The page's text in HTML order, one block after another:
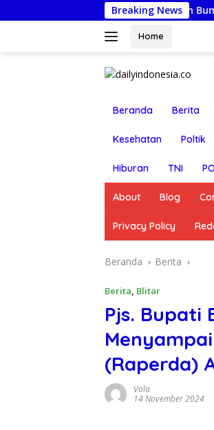
ke
Breaking News
Lapor Ancaman Bunuh-Racun:
Home
Beranda Berita
Kesehatan Poltik
Hiburan TNI
About Blog
Privacy Policy
Beranda Berita
Berita, Blitar
Pjs. Bupati
(Raperda)
Vola
14 November 2024